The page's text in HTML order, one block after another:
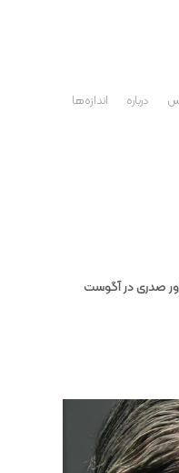
درباره اندازه‌ها
صدری در آگوست